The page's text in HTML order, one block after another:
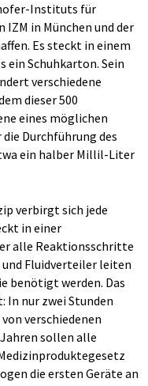
Instituts für
in München und der
Es steckt in einem
ein Schuhkarton. Sein
verschiedene
dieser 500
eines möglichen
Durchführung des
ein halber Millil-Liter
verbirgt sich jede
in einer
alle Reaktionsschritte
Fluidverteiler leiten
benötigt werden. Das
In nur zwei Stunden
verschiedenen
sollen alle
die ersten Geräte an